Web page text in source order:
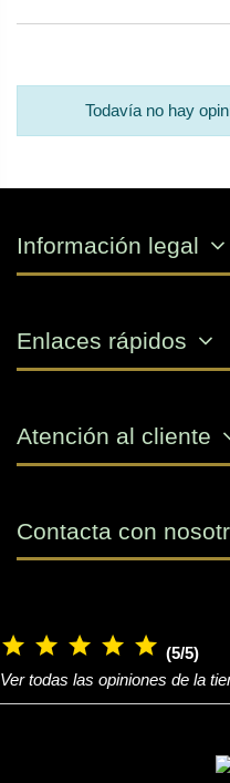
Todavía no hay
Información legal
Enlaces rápidos
Atención al cliente
Contacta con
(5/5)
Ver todas las opiniones de la